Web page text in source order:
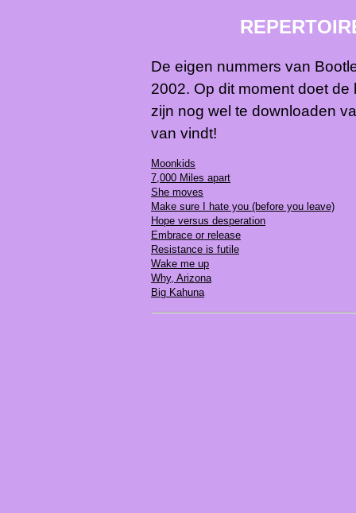
De eigen nummers van
2002. Op dit moment doet
zijn nog wel te downloaden
van vindt!
Moonkids
7,000 Miles apart
She moves
Make sure I hate you (before you leave)
Hope versus desperation
Embrace or release
Resistance is futile
Wake me up
Why, Arizona
Big Kahuna